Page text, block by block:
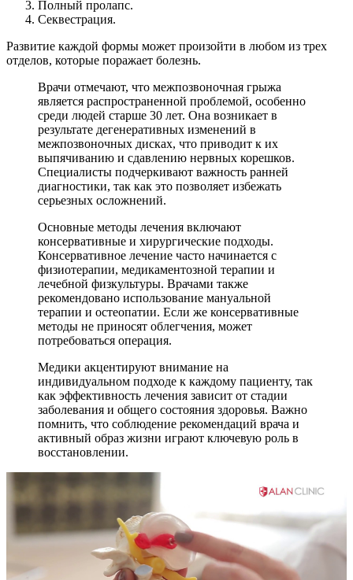
Полный пролапс.
Секвестрация.
Развитие каждой формы может произойти в любом из трех
отделов, которые поражает болезнь.
Врачи отмечают, что межпозвоночная грыжа
является распространенной проблемой, особенно
среди людей старше 30 лет. Она возникает в
результате дегенеративных изменений в
межпозвоночных дисках, что приводит к их
выпячиванию и сдавлению нервных корешков.
Специалисты подчеркивают важность ранней
диагностики, так как это позволяет избежать
серьезных осложнений.
Основные методы лечения включают
консервативные и хирургические подходы.
Консервативное лечение часто начинается с
физиотерапии, медикаментозной терапии и
лечебной физкультуры. Врачами также
рекомендовано использование мануальной
терапии и остеопатии. Если же консервативные
методы не приносят облегчения, может
потребоваться операция.
Медики акцентируют внимание на
индивидуальном подходе к каждому пациенту, так
как эффективность лечения зависит от стадии
заболевания и общего состояния здоровья. Важно
помнить, что соблюдение рекомендаций врача и
активный образ жизни играют ключевую роль в
восстановлении.